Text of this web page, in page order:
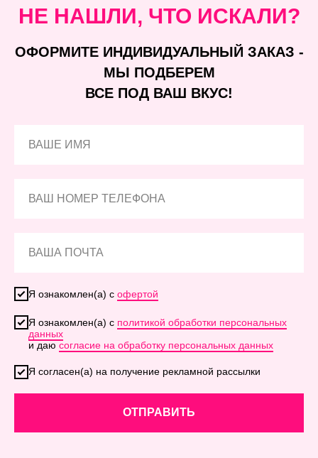
НЕ НАШЛИ, ЧТО ИСКАЛИ?
ОФОРМИТЕ ИНДИВИДУАЛЬНЫЙ ЗАКАЗ -
МЫ ПОДБЕРЕМ
ВСЕ ПОД ВАШ ВКУС!
Я ознакомлен(а) с офертой
Я ознакомлен(а) с политикой обработки персональных
данных
и даюсогласие на обработку персональных данных
Я согласен(а) на получение рекламной рассылки
ОТПРАВИТЬ